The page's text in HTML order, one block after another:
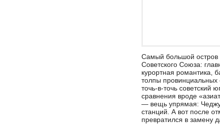
Самый большой
Советского Союза:
курортная романтика,
толпы провинциальных
точь-в-точь советский
сравнения вроде
— вещь упрямая: Чеджу
станций. А вот после
превратился в замену